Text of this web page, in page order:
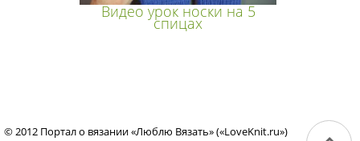
Видео урок носки на 5
спицах
© 2012 Портал о вязании «Люблю Вязать» («LoveKnit.ru»)